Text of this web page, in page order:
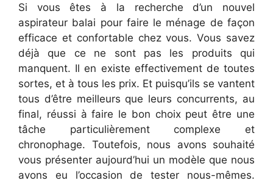
Si vous êtes à la recherche d’un nouvel
aspirateur balai pour faire le ménage de façon
efficace et confortable chez vous. Vous savez
déjà que ce ne sont pas les produits qui
manquent. Il en existe effectivement de toutes
sortes, et à tous les prix. Et puisqu’ils se vantent
tous d’être meilleurs que leurs concurrents, au
final, réussi à faire le bon choix peut être une
tâche particulièrement complexe et
chronophage. Toutefois, nous avons souhaité
vous présenter aujourd’hui un modèle que nous
avons eu l’occasion de tester nous-mêmes.